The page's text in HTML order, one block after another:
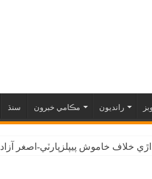
سنڌ مڪامي خبرون رانديون
خلاف خاموش پيپلزپارٽي-اصغر آزاد